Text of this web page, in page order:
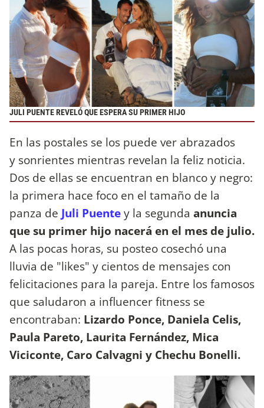
JULI PUENTE REVELÓ QUE ESPERA SU PRIMER HIJO
En las postales se los puede ver abrazados
y sonrientes mientras revelan la feliz noticia.
Dos de ellas se encuentran en blanco y negro:
la primera hace foco en el tamaño de la
panza de Juli Puentey la segunda anuncia
que su primer hijo nacerá en el mes de julio.
A las pocas horas, su posteo cosechó una
lluvia de "likes" y cientos de mensajes con
felicitaciones para la pareja. Entre los famosos
que saludaron a influencer fitness se
encontraban: Lizardo Ponce, Daniela Celis,
Paula Pareto, Laurita Fernández, Mica
Viciconte, Caro Calvagni y Chechu Bonelli.